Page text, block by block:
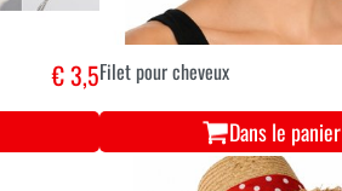
€ 3,5Filet pour cheveux
Dans le panier